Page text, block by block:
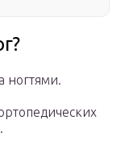
ногтями.